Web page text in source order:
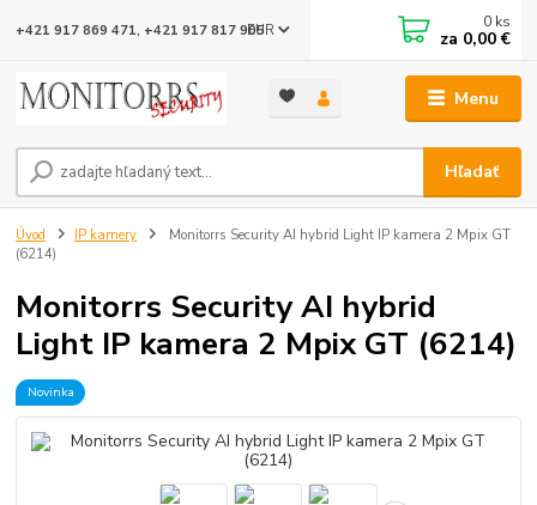
Menu
EUR
Hľadať
+421 917 869 471, +421 917 817 905 0 ks
za 0,00 €
Úvod IP kamery
Monitorrs Security AI hybrid Light IP kamera 2 Mpix GT
(6214)
Monitorrs Security AI hybrid
Light IP kamera 2 Mpix GT (6214)
Novinka